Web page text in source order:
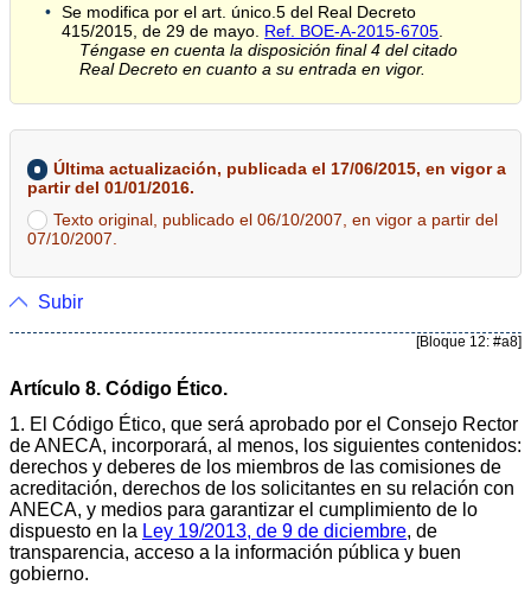
Se modifica por el art. único.5 del Real Decreto
415/2015, de 29 de mayo. Ref. BOE-A-2015-6705
Téngase en cuenta la disposición final 4 del citado
Real Decreto en cuanto a su entrada en vigor.
Última actualización, publicada el 17/06/2015, en vigor a
partir del 01/01/2016.
Texto original, publicado el 06/10/2007, en vigor a partir del
07/10/2007.
Subir
[Bloque 12: #a8]
Artículo 8. Código Ético.
1. El Código Ético, que será aprobado por el Consejo Rector
de ANECA, incorporará, al menos, los siguientes contenidos:
derechos y deberes de los miembros de las comisiones de
acreditación, derechos de los solicitantes en su relación con
ANECA, y medios para garantizar el cumplimiento de lo
dispuesto en la Ley 19/2013, de 9 de diciembre, de
transparencia, acceso a la información pública y buen
gobierno.